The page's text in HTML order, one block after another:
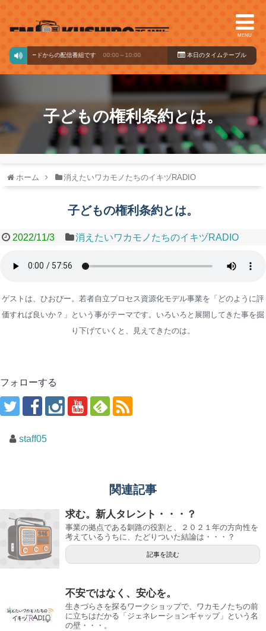
MENU
ックバードからの配信番組です 00:00～10:00 本日のタイ ムテーブル
子どもの権利条約とは。
ホーム 消えたいワカモノたちのイキヅRADIO
子どもの権利条約とは。
2022/11/3 消えたいワカモノたちのイキヅRADIO
ゲストは、ひおぴー。若者自立プロセス資源化モデル事業を「どのように評
価すれば良いか？」という事がテーマです。いろいろと展開してきた事を掘
り下げていくと、見えてきたのは。
フォローする
staff05
関連記事
求む。新人タレント・・・？
事業の拠点である釧路の役割と、２０２１年の方向性を
考えているうちに、たどりついた結論は・・・？
記事を読む
不安ではなく、安心を。
生きづらさを探るワークショップで、ワカモノたちの前
に立ちはだかる「ジェネレーションギャップ」という名
の壁・・・。